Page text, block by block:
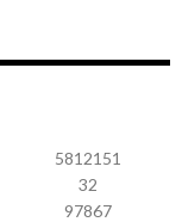
5812151
32
97867